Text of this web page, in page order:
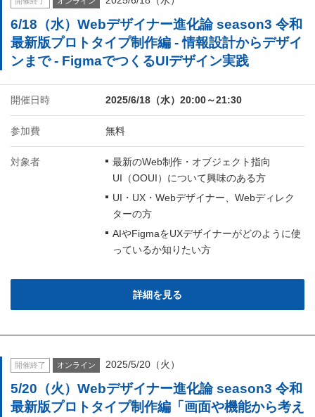
6/18（水）Webデザイナー進化論 season3 令和
最新版プロトタイプ制作編 - 情報設計からデザイ
ンまで - FigmaでつくるUIデザイン実践
開催日時 2025/6/18（水）20:00～21:30
参加費 無料
対象者
最新のWeb制作・オブジェクト指向
UI（OOUI）について興味のある方
UI・UX・Webデザイナー、Webディレク
ターの方
AIやFigmaをUXデザイナーがどのように使
っているか知りたい方
詳細を見る
開催終了 オンライン 2025/5/20（火）
5/20（火）Webデザイナー進化論 season3 令和
最新版プロトタイプ制作編「画面や機能から考え